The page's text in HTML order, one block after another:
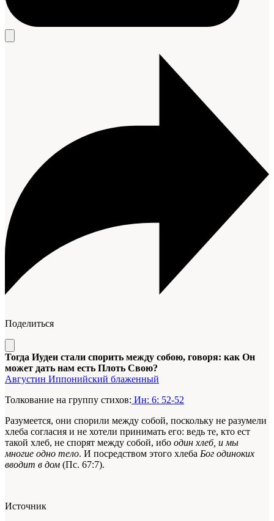
Поделиться
Тогда Иудеи стали спорить между собою, говоря: как Он
может дать нам есть Плоть Свою?
Августин Иппонийский блаженный
Толкование на группу стихов: Ин: 6: 52-52
Разумеется, они спорили между собой, поскольку не разумели
хлеба согласия и не хотели принимать его: ведь те, кто ест
такой хлеб, не спорят между собой, ибо один хлеб, и мы
многие одно тело. И посредством этого хлеба Бог одиноких
вводит в дом (Пс. 67:7).
Источник